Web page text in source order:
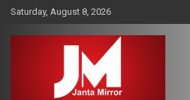
Skip
content
Saturday, August 8, 2026